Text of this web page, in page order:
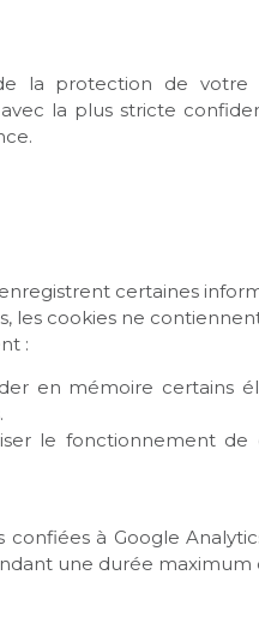
la protection de votre
la plus stricte
certaines
les cookies ne
:
en mémoire certains
le fonctionnement
confiées à Google
une durée maximum